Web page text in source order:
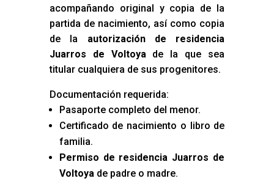
acompañando original y copia de la
partida de nacimiento, así como copia
de la autorización de residencia
Juarros de Voltoyade la que sea
titular cualquiera de sus progenitores.
Documentación requerida:
Pasaporte completo del menor.
Certificado de nacimiento o libro de
familia.
Permiso de residencia Juarros de
Voltoyade padre o madre.